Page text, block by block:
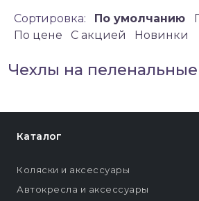
Сортировка: По умолчанию
По цене
C акцией Новинки
Чехлы на
Каталог
Коляски и аксессуары
Автокресла и аксессуары